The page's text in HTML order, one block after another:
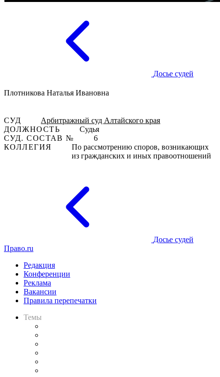
Досье судей
Плотникова Наталья Ивановна
СУД
Арбитражный суд Алтайского края
ДОЛЖНОСТЬ
Судья
СУД. СОСТАВ №
6
КОЛЛЕГИЯ
По рассмотрению споров, возникающих
из гражданских и иных правоотношений
Досье судей
Право.ru
Редакция
Конференции
Реклама
Вакансии
Правила перепечатки
Темы